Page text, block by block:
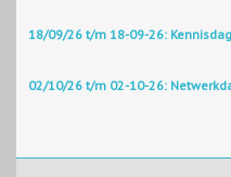
18/09/26 t/m 18-09-26:
02/10/26 t/m 02-10-26: